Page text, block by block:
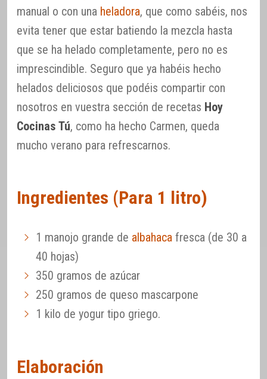
manual o con una heladora, que como sabéis, nos
evita tener que estar batiendo la mezcla hasta
que se ha helado completamente, pero no es
imprescindible. Seguro que ya habéis hecho
helados deliciosos que podéis compartir con
nosotros en vuestra sección de recetas Hoy
Cocinas Tú, como ha hecho Carmen, queda
mucho verano para refrescarnos.
Ingredientes (Para 1 litro)
1 manojo grande de albahaca fresca (de 30 a
40 hojas)
350 gramos de azúcar
250 gramos de queso mascarpone
1 kilo de yogur tipo griego.
Elaboración